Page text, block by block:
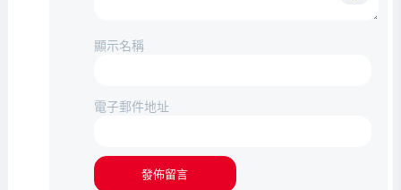
顯示名稱
電子郵件地址